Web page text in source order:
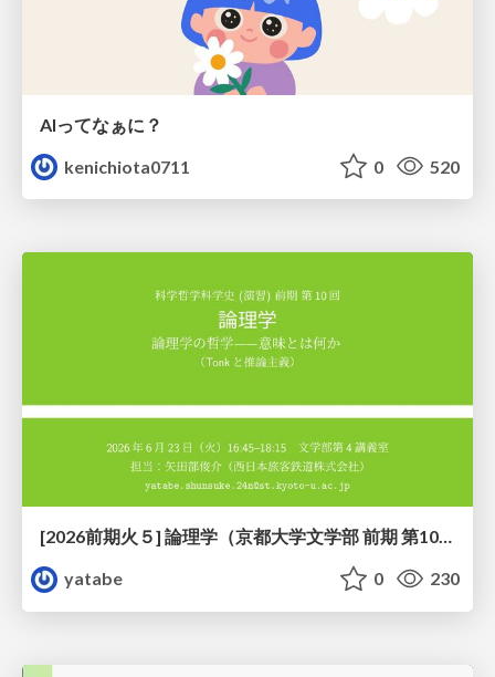
AIってなぁに？
kenichiota0711
0 520
[2026前期火５] 論理学（京都大学文学部 前期 第10回）「論理学の哲学——意味とは何か（Tonkと推論主義）」
yatabe
0 230